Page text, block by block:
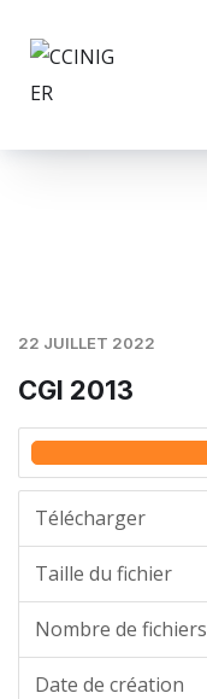
22 JUILLET 2022
CGI 2013
Télécharger
Taille du fichier
Nombre de fichiers
Date de création